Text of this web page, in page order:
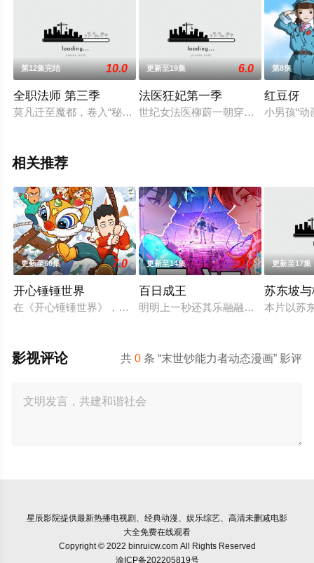
第12集完结 10.0
全职法师 第三季
莫凡迁至魔都，卷入“秘密事件”的调查中。过程中，莫凡帮助
更新至19集 6.0
法医狂妃第一季
世纪女法医柳蔚一朝穿越，成京都丞
第8集
红豆伢
小男孩“
相关推荐
更新至66集 7.0
开心锤锤世界
在《开心锤锤世界》，生活着乐观善良的少年锤锤和他性格各
更新至14集 10.0
百日成王
明明上一秒还其乐融融的餐厅，下
更新至17集
苏东坡
本片以苏
共0 条 “末世钞能力者动态漫画” 影评
影视评论
星辰影院提供最新热播电视剧、经典动漫、娱乐综艺、高清未删减电影
大全免费在线观看
Copyright © 2022 binruicw.com All Rights Reserved
渝ICP备202205819号